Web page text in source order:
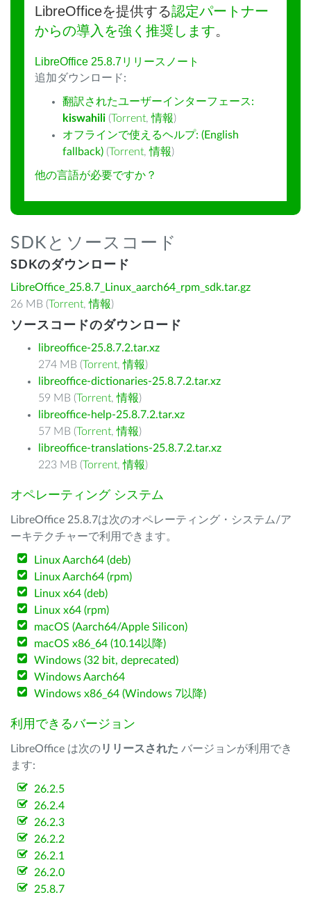
LibreOfficeを提供する認定パートナー
からの導入を強く推奨します。
LibreOffice 25.8.7リリースノート
追加ダウンロード:
翻訳されたユーザーインターフェース:
kiswahili (Torrent,情報)
オフラインで使えるヘルプ: (English
fallback) (Torrent,情報)
他の言語が必要ですか？
SDKとソースコード
SDKのダウンロード
LibreOffice_25.8.7_Linux_aarch64_rpm_sdk.tar.gz
26 MB (Torrent,情報)
ソースコードのダウンロード
libreoffice-25.8.7.2.tar.xz
274 MB (Torrent,情報)
libreoffice-dictionaries-25.8.7.2.tar.xz
59 MB (Torrent,情報)
libreoffice-help-25.8.7.2.tar.xz
57 MB (Torrent,情報)
libreoffice-translations-25.8.7.2.tar.xz
223 MB (Torrent,情報)
オペレーティング システム
LibreOffice 25.8.7は次のオペレーティング・システム/ア
ーキテクチャーで利用できます。
Linux Aarch64 (deb)
Linux Aarch64 (rpm)
Linux x64 (deb)
Linux x64 (rpm)
macOS (Aarch64/Apple Silicon)
macOS x86_64 (10.14以降)
Windows (32 bit, deprecated)
Windows Aarch64
Windows x86_64 (Windows 7以降)
利用できるバージョン
LibreOffice は次のリリースされた バージョンが利用でき
ます:
26.2.5
26.2.4
26.2.3
26.2.2
26.2.1
26.2.0
25.8.7